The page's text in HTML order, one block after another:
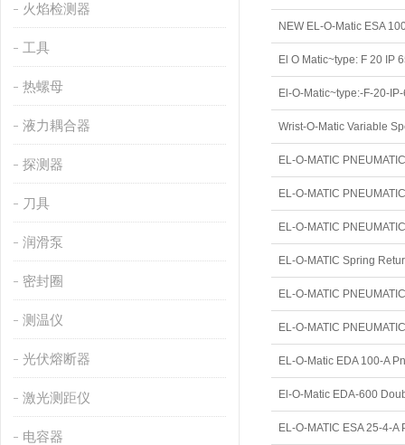
火焰检测器
工具
热螺母
液力耦合器
探测器
刀具
润滑泵
密封圈
测温仪
光伏熔断器
激光测距仪
电容器
El O Matic~type: F 20 IP
El-O-Matic~type:-F-20-
Wrist-O-Matic Variable
EL-O-MATIC
EL-O-MATIC
EL-O-MATIC
EL-O-MATIC
EL-O-MATIC
EL-O-Matic EDA 100-A
El-O-Matic EDA-600